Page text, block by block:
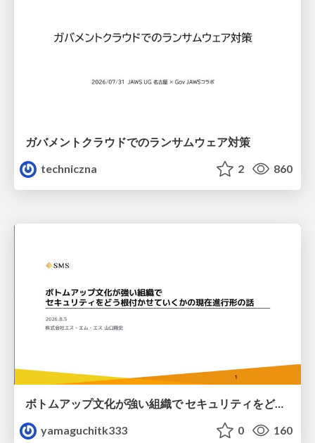
ガバメントクラウドでのランサムウェア対策
techniczna
2 860
ボトムアップ文化が強い組織で セキュリティをどう根付かせていくかの現在進行形の話 / Making Security Stick in a Bottom-Up Organization
yamaguchitk333
0 160